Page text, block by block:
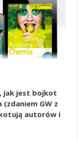
jak jest bojkot
(zdaniem GW z
autorów i